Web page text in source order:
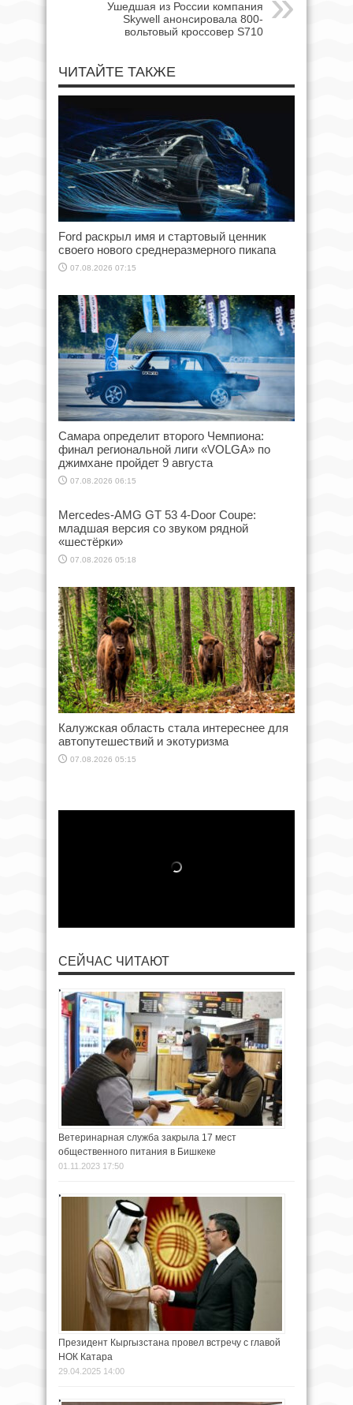
Ушедшая из России компания
Skywell анонсировала 800-
вольтовый кроссовер S710
ЧИТАЙТЕ ТАКЖЕ
Ford раскрыл имя и стартовый ценник
своего нового среднеразмерного пикапа
07.08.2026 07:15
Самара определит второго Чемпиона:
финал региональной лиги «VOLGA» по
джимхане пройдет 9 августа
07.08.2026 06:15
Mercedes-AMG GT 53 4-Door Coupe:
младшая версия со звуком рядной
«шестёрки»
07.08.2026 05:18
Калужская область стала интереснее для
автопутешествий и экотуризма
07.08.2026 05:15
СЕЙЧАС ЧИТАЮТ
Ветеринарная служба закрыла 17 мест
общественного питания в Бишкеке
01.11.2023 17:50
Президент Кыргызстана провел встречу с главой
НОК Катара
29.04.2025 14:00